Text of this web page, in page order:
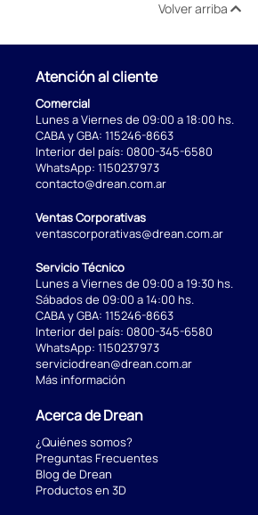
Volver arriba
Atención al cliente
Comercial
Lunes a Viernes de 09:00 a 18:00 hs.
CABA y GBA: 115246-8663
Interior del país: 0800-345-6580
WhatsApp: 1150237973
contacto@drean.com.ar
Ventas Corporativas
ventascorporativas@drean.com.ar
Servicio Técnico
Lunes a Viernes de 09:00 a 19:30 hs.
Sábados de 09:00 a 14:00 hs.
CABA y GBA: 115246-8663
Interior del país: 0800-345-6580
WhatsApp: 1150237973
serviciodrean@drean.com.ar
Más información
Acerca de Drean
¿Quiénes somos?
Preguntas Frecuentes
Blog de Drean
Productos en 3D